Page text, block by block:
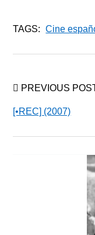
TAGS: Cine
PREVIOUS
[•REC] (2007)